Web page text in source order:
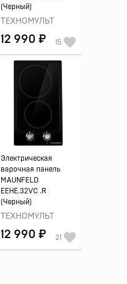
(Черный)
ТЕХНОМУЛЬТ
12 990 ₽ 15
Электрическая
варочная панель
MAUNFELD
EEHE.32VC .R
(Черный)
ТЕХНОМУЛЬТ
12 990 ₽ 21